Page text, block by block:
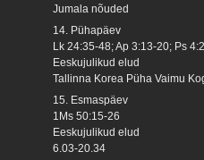
Jumala nõuded
14. Pühapäev
Lk 24:35-48; Ap 3:13-20; Ps
Eeskujulikud elud
Tallinna Korea Püha Vaimu
15. Esmaspäev
1Ms 50:15-26
Eeskujulikud elud
6.03-20.34